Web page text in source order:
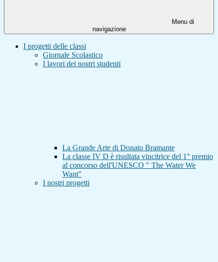
Menu di
navigazione
I progetti delle classi
Giornale Scolastico
I lavori dei nostri studenti
La Grande Arte di Donato Bramante
La classe IV D è risultata vincitrice del 1° premio
al concorso dell'UNESCO " The Water We
Want"
I nostri progetti